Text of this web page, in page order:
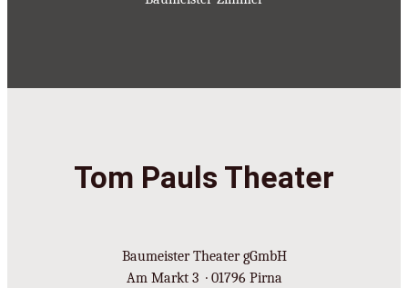
Tom Pauls Theater
Baumeister Theater gGmbH
Am Markt 3 · 01796 Pirna